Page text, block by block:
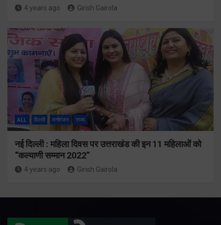
4 years ago Girish Gairola
ALL दिल्ली मनोरंजन राज्य
नई दिल्ली : महिला दिवस पर उत्तराखंड की इन 11 महिलाओं को
“कल्याणी सम्मान 2022”
4 years ago Girish Gairola